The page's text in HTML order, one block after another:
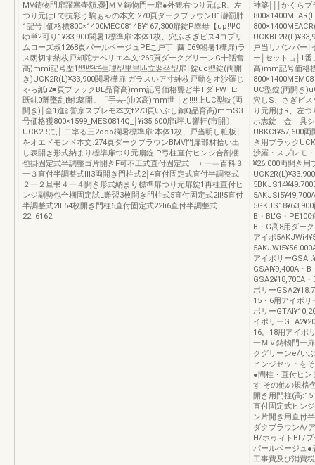
MV錆物門扉躍塞壷額:憂]ＭＶ鋳物門一扉●外観右つり元はR、左
つり元はLで抗彩う駒ぁゃの本文:270頁ダークブラウンB1瀞罰肺
1記号￨価格標800×1400MEC0814B¥167,300扉錠P翠母【up!ΨO
ゆ単?可り1¥33,900関暑1標準扉:本体1枚、穴ふさぎビス4コプリ
ムローズ叔1268頁パールページュPEこ戸丁II繭i069閤暑1樺扉)ラ
ス朗切す納枚戸却陀ナベリエ本文:269頁ダークグリーンG十話奮
高)mmi記号歴1型些些生理型里里匹立翌坐型扉￨錠uc型錠(両開
き)UCK2R(L)¥33,900関暑樺扉iガラスいア寸紳枚戸動をオ沙羅じ
ゃら紙i2■頁ブラックBL品育高)mm記号価格聾ど半Tダ!FWTL:T
既鈍0灘墜乱i鮒:蕊開。「手去‐(巾X高)mm世!￨と!!!!上UC型錠(両
開き)￨奎1進≧誉京スプレモ本文t273頁いぶし銅Q品育高)mmS3
号価格獲800×1599_MES0814Q_￨¥i35,600扉i坪:U響軒(市開〕
UCK2Rに,￨!二率る三2ooo欄暑標準扉:本体1枚、戸当明し粧板￨
をオエドモンド本文:274頁ダークブラウンBMV門扉部材拾い出
し表開き形式納まり標準扉つり元扇錠IP弓柱直付ヒンジ合剖梱
包掛固定式半調整ゴ片開きF可不工式直付固定式︲︲一﹁百科３
一３直付半調整式lll3両開き門柱式2￨4直付固定式直付半調整式
２一２旦弔４一４開き形式納まり標準扉つり元扉錠1再柱直付ヒ
ンジ副勢包合梱固定試L難習3枚開き門柱式5直付固定式2ll!5直付
半調整式2lll54枚開き門柱6直付固定式22li6直付半調整式
22l!6162
神築￨￨￨かぐら
戸当リバンパー
ー￨セット古￨1
高)mm記号価格
UC型錠(両開き
穴しS、さぎビ
り元用はR、左
ホ志錠 金 具シ
UBKCt¥57,600両
き用ブラック
沙羅・スプレモ
¥26.000両開き用
B・BL'G・
B・G高8用ダー
アイボ
アイポリー
GSAl¥9,400A・
GSA2¥18,700A
ポリー
15・6用アイボリ
ポリー
イポリー
16。18用アイポ
一ＭＶ鋳物門一
クグリーンe/い
ヒンジセットを
●問柱・直付ヒン
す.その他の規格
開き用門柱(高
直付固定式ヒン
ン片開き用直付
ダクブラウンA/
H/ホヮィトBL/
パールページュ●
工事費及び消費